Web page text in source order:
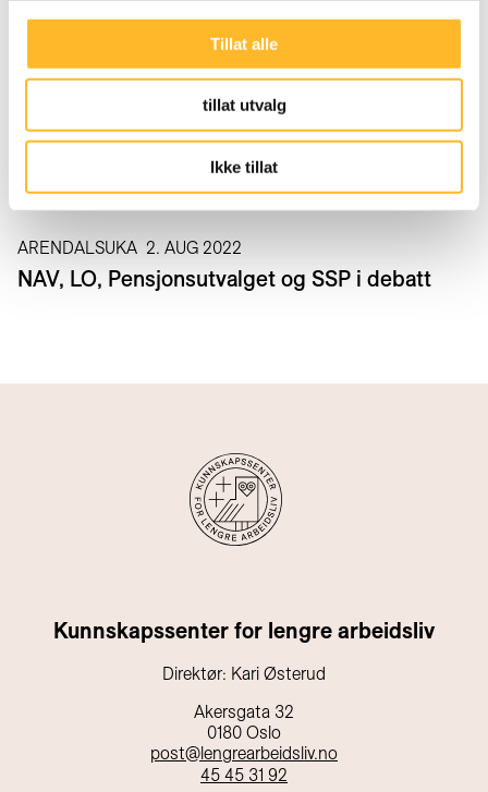
Tillat alle
tillat utvalg
Ikke tillat
Så mye vil det lønne seg for deg å jobbe ett år
til
ARENDALSUKA 2. AUG 2022
NAV, LO, Pensjonsutvalget og SSP i debatt
Kunnskapssenter for lengre arbeidsliv
Direktør: Kari Østerud
Akersgata 32
0180 Oslo
post@lengrearbeidsliv.no
45 45 31 92